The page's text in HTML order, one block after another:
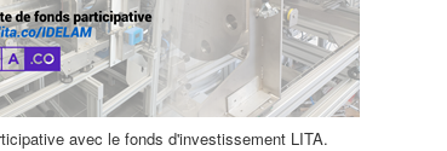
avec le fonds d'investissement LITA.